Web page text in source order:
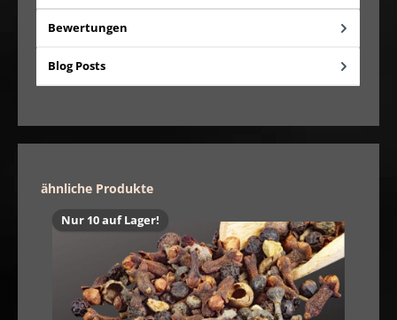
Bewertungen
Blog Posts
Produktgalerie überspringen
ähnliche Produkte
Nur 10 auf Lager!